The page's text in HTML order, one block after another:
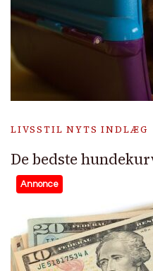
LIVSSTIL NYTS INDLÆG
De bedste
Annonce